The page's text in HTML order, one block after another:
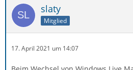
slaty
Mitglied
17. April 2021 um 14:07